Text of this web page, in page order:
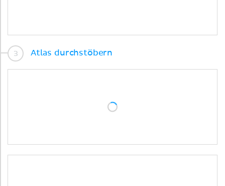
Atlas durchstöbern